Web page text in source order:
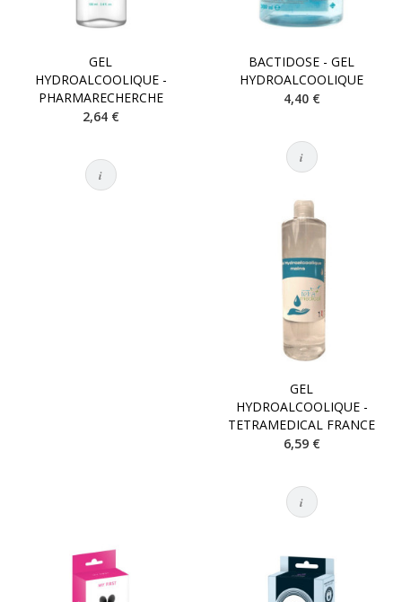
GEL
HYDROALCOOLIQUE -
PHARMARECHERCHE
2,64 €
i
BACTIDOSE - GEL
HYDROALCOOLIQUE
4,40 €
i
GEL
HYDROALCOOLIQUE -
TETRAMEDICAL FRANCE
6,59 €
i